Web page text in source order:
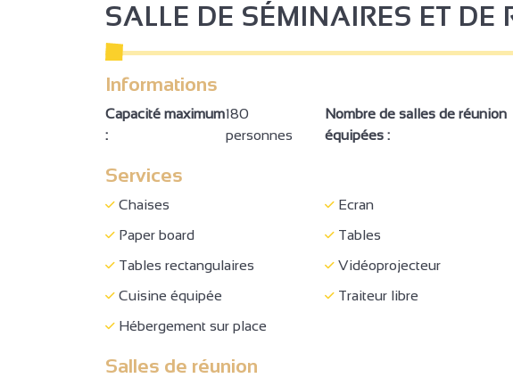
SALLE DE SÉMINAIRES ET DE
Informations
Capacité maximum
:
180
personnes
Nombre de salles de réunion
équipées :
Services
Chaises Ecran
Paper board
Tables
Tables rectangulaires
Vidéoprojecteur
Cuisine équipée
Traiteur libre
Hébergement sur place
Salles de réunion